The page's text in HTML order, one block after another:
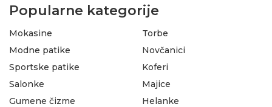
Popularne kategorije
Mokasine
Modne patike
Sportske patike
Salonke
Gumene čizme
Torbe
Novčanici
Koferi
Majice
Helanke